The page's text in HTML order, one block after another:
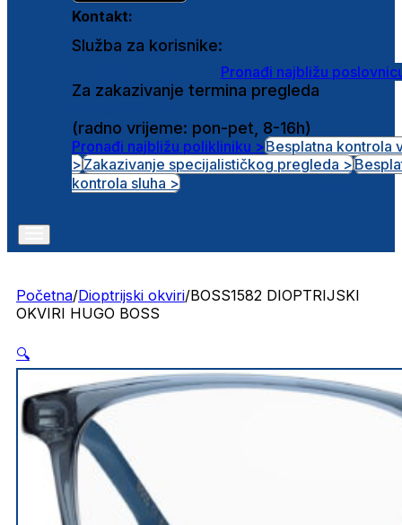
Kontakt:
Služba za korisnike:
Pronađi najbližu
Za zakazivanje termina pregleda
(radno vrijeme: pon-pet, 8-16h)
Pronađi najbližu polikliniku >Besplatna kontrola
>Zakazivanje specijalističkog pregleda >
kontrola sluha >
Početna/Dioptrijski okviri/BOSS1582 DIOPTRIJSKI
OKVIRI HUGO BOSS
🔍